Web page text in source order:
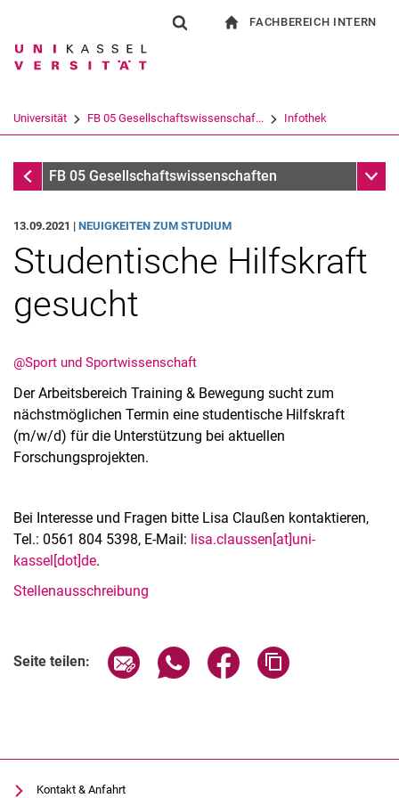
Springe direkt zu: Inhalt
Springe direkt zu: Suche
Springe direkt zu:
Suchbegriff
Suchen (öffnet externen Link in einem
FACHBEREICH INTERN
Universität FB 05 Gesellschaftswissenschaf... Infothek
InfothekFB 05 Gesellschaftswissenschaften
13.09.2021 | NEUIGKEITEN ZUM STUDIUM
Studentische Hilfskraft
gesucht
@Sport und Sportwissenschaft
Der Arbeitsbereich Training & Bewegung sucht zum
nächstmöglichen Termin eine studentische Hilfskraft
(m/w/d) für die Unterstützung bei aktuellen
Forschungsprojekten.
Bei Interesse und Fragen bitte Lisa Claußen kontaktieren,
Tel.: 0561 804 5398, E-Mail: lisa.claussen[at]uni-
kassel[dot]de.
Stellenausschreibung
Seite teilen: Seite über E-Mail teilen
Seite über WhatsApp teilen
Seite über Facebook
Kontakt & Anfahrt